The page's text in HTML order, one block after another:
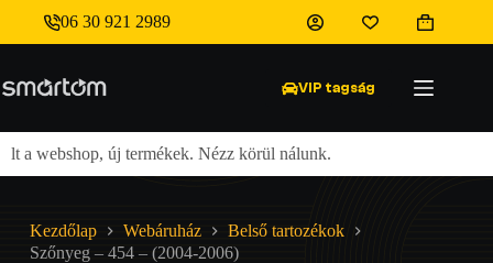
content
Szőnyeg – 454 – (2004-2006)
06 30 921 2989
Shopping
cart
VIP tagság
a webshop, új termékek. Nézz körül nálunk.
Kezdőlap Webáruház
Belső tartozékok
Szőnyeg – 454 – (2004-2006)